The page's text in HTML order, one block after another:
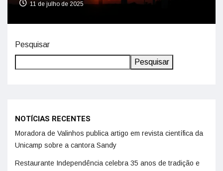
11 de julho de 2025
Pesquisar
Pesquisar
NOTÍCIAS RECENTES
Moradora de Valinhos publica artigo em revista científica da
Unicamp sobre a cantora Sandy
Restaurante Independência celebra 35 anos de tradição e